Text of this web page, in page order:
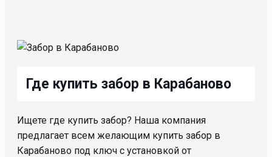
Где купить забор в Карабаново
Ищете где купить забор? Наша компания
предлагает всем желающим купить забор в
Карабаново под ключ с установкой от